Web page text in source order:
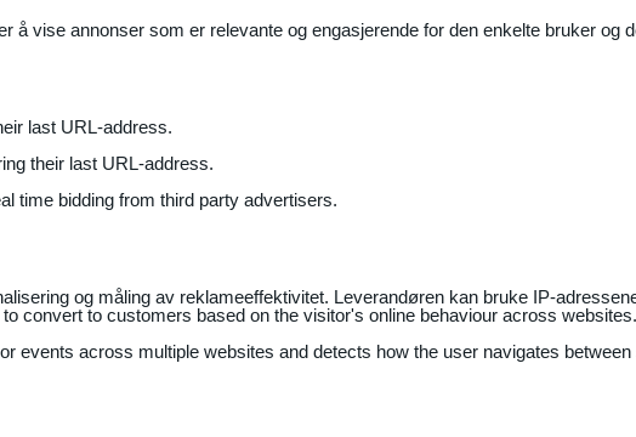
vise annonser som er relevante og engasjerende for den enkelte bruker og
last URL-address.
their last URL-address.
time bidding from third party advertisers.
og måling av reklameeffektivitet. Leverandøren kan bruke IP-
convert to customers based on the visitor's online behaviour across websites.
events across multiple websites and detects how the user navigates